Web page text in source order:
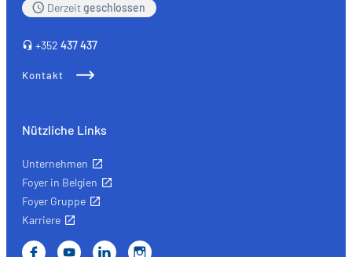
Derzeitgeschlossen
+352 437 437
Kontakt
Nützliche Links
Unternehmen
Foyer in Belgien
Foyer Gruppe
Karriere